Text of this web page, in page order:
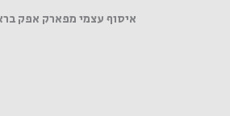
איסוף עצמי מפארק אפק